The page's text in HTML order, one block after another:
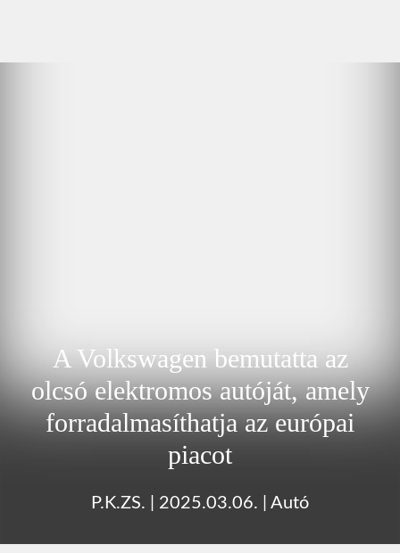
A Volkswagen bemutatta az
olcsó elektromos autóját, amely
forradalmasíthatja az európai
piacot
P.K.ZS. 2025.03.06. Autó